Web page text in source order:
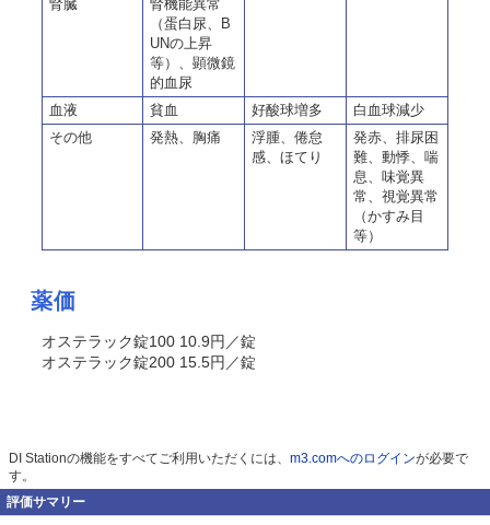
腎臓
腎機能異常
（蛋白尿、B
UNの上昇
等）、顕微鏡
的血尿
血液
貧血 好酸球増多
白血球減少
その他
発熱、胸痛
浮腫、倦怠
感、ほてり
発赤、排尿困
難、動悸、喘
息、味覚異
常、視覚異常
（かすみ目
等）
薬価
オステラック錠100 10.9円／錠
オステラック錠200 15.5円／錠
DI Stationの機能をすべてご利用いただくには、 m3.comへのログインが必要で
す。
評価サマリー